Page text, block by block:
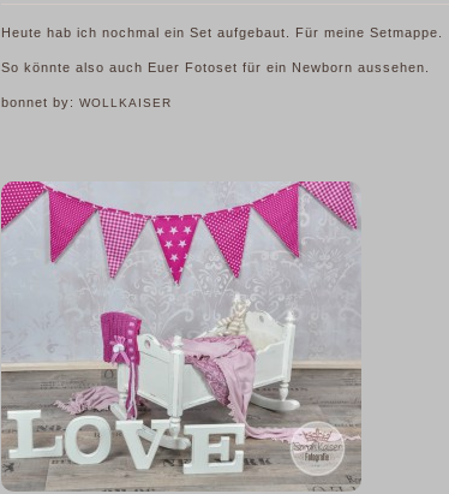
Heute hab ich nochmal ein Set aufgebaut. Für meine Setmappe.
So könnte also auch Euer Fotoset für ein Newborn aussehen.
bonnet by: WOLLKAISER